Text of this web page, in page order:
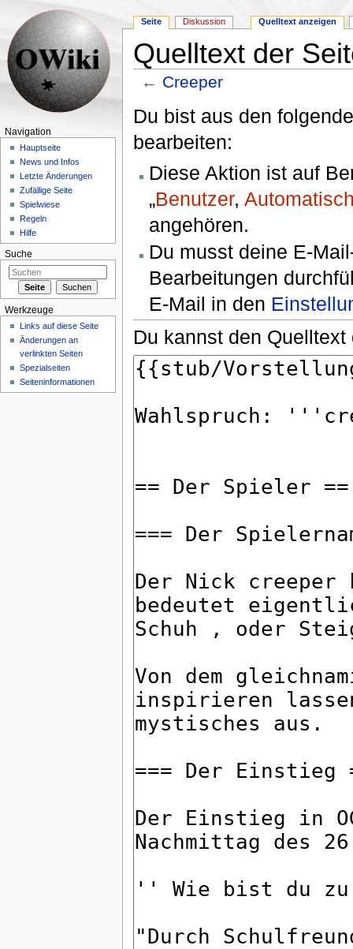
Quelltext der
← Creeper
Du bist aus den
bearbeiten:
Diese Aktion ist auf
„Benutzer,
angehören.
Du musst deine E-
Bearbeitungen
E-Mail in den
Du kannst den
Seite Diskussion Quelltext anzeigen
Navigation
Hauptseite
News und Infos
Letzte Änderungen
Zufällige Seite
Spielwiese
Regeln
Hilfe
Suche
Werkzeuge
Links auf diese Seite
Änderungen an
verlinkten Seiten
Spezialseiten
Seiteninformationen